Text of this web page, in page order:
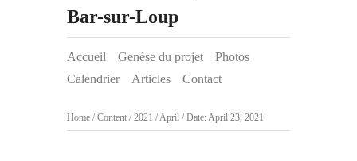
Bar-sur-Loup
Accueil Genèse du projet
Photos
Calendrier
Articles Contact
Home / Content / 2021 /April / Date: April 23, 2021